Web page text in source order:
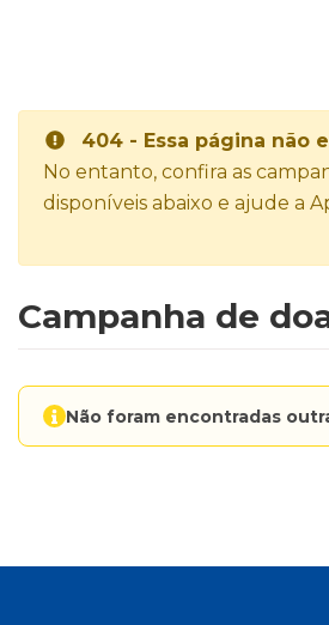
404 - Essa página não
No entanto, confira as
disponíveis abaixo e ajude a
Campanha de
Não foram encontradas